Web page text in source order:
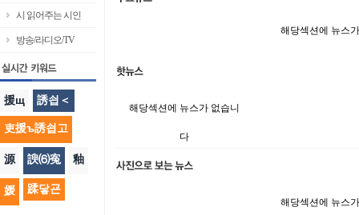
시 읽어주는 시인
방송/라디오/TV
援щ 誘쇱＜
吏援ъ誘쇱고
源 諛⑹寃 釉
媛 蹂닿굔
해당섹션에 뉴스
해당섹션에 뉴스가 없습니
다
해당섹션에 뉴스